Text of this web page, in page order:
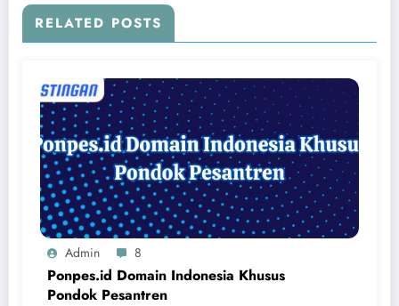
RELATED POSTS
Admin 8
Ponpes.id Domain Indonesia Khusus
Pondok Pesantren